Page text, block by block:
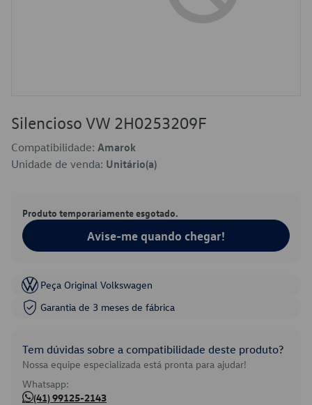
Silencioso VW 2H0253209F
Compatibilidade: Amarok
Unidade de venda: Unitário(a)
Produto temporariamente esgotado.
Avise-me quando chegar!
Peça Original Volkswagen
Garantia de 3 meses de fábrica
Tem dúvidas sobre a compatibilidade deste produto?
Nossa equipe especializada está pronta para ajudar!
Whatsapp:
(41) 99125-2143